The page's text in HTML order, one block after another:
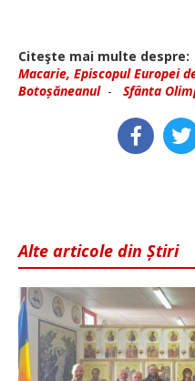
Citeşte mai multe despre:
Macarie, Episcopul Europei
Botoșăneanul- Sfânta
Alte articole din Știri